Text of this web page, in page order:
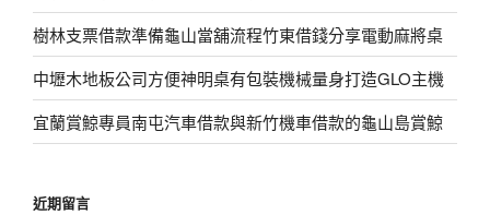
樹林支票借款準備龜山當舖流程竹東借錢分享電動麻將桌
中壢木地板公司方便神明桌有包裝機械量身打造GLO主機
宜蘭賞鯨專員南屯汽車借款與新竹機車借款的龜山島賞鯨
近期留言